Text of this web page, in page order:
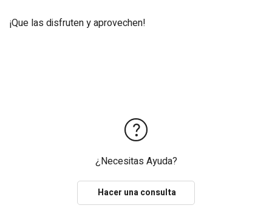
¡Que las disfruten y aprovechen!
¿Necesitas Ayuda?
Hacer una consulta